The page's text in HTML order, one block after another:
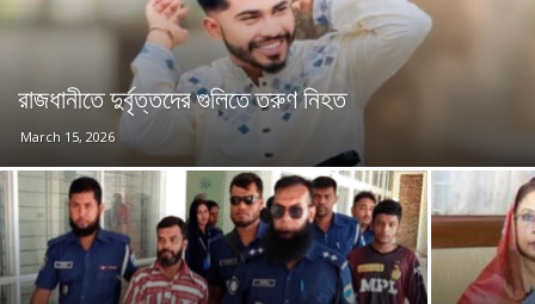
রাজধানীতে দুর্বৃত্তদের গুলিতে তরুণ নিহত
March 15, 2026